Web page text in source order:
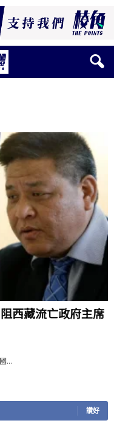
西藏流亡政府主席
...
讚好